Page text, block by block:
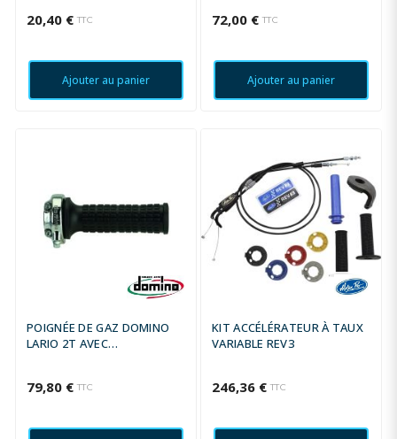
TUX
20,40 € TTC
Ajouter au panier
72,00 € TTC
Ajouter au panier
POIGNÉE DE GAZ DOMINO
LARIO 2T AVEC
79,80 € TTC
KIT ACCÉLÉRATEUR À TAUX
VARIABLE REV3
246,36 € TTC